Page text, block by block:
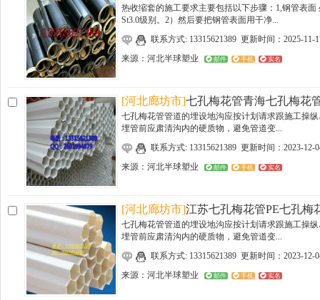
热收缩套的施工要求主要包括以下步骤：1,钢管表
St3.0级别。2）然后要把钢管表面用干净...
联系方式: 13315621389 更新时间：2025-11-
来源： 河北半球塑业 邮件 手机 实名
[河北廊坊市]七孔梅花管青海七孔梅花
七孔梅花管管道的埋设地沟应按计划请求跟施工操
埋管前应肃清沟内的硬质物，避免管道变...
联系方式: 13315621389 更新时间：2023-12-
来源： 河北半球塑业 邮件 手机 实名
[河北廊坊市]江苏七孔梅花管PE七孔梅
七孔梅花管管道的埋设地沟应按计划请求跟施工操
埋管前应肃清沟内的硬质物，避免管道变...
联系方式: 13315621389 更新时间：2023-12-
来源： 河北半球塑业 邮件 手机 实名